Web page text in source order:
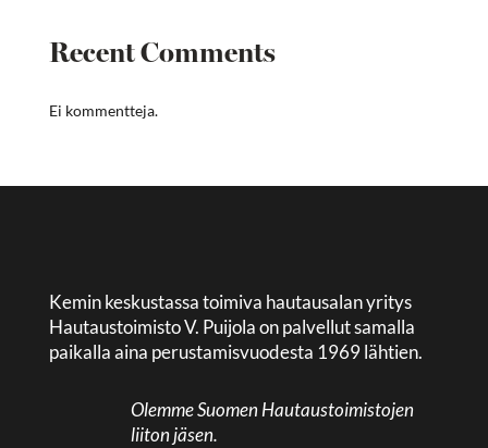
Recent Comments
Ei kommentteja.
Kemin keskustassa toimiva hautausalan yritys
Hautaustoimisto V. Puijola on palvellut samalla
paikalla aina perustamisvuodesta 1969 lähtien.
Olemme Suomen Hautaustoimistojen
liiton jäsen.